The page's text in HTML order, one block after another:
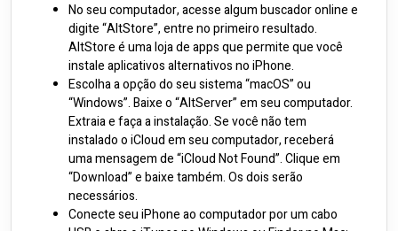
No seu computador, acesse algum buscador online e
digite “AltStore”, entre no primeiro resultado.
AltStore é uma loja de apps que permite que você
instale aplicativos alternativos no iPhone.
Escolha a opção do seu sistema “macOS” ou
“Windows”. Baixe o “AltServer” em seu computador.
Extraia e faça a instalação. Se você não tem
instalado o iCloud em seu computador, receberá
uma mensagem de “iCloud Not Found”. Clique em
“Download” e baixe também. Os dois serão
necessários.
Conecte seu iPhone ao computador por um cabo